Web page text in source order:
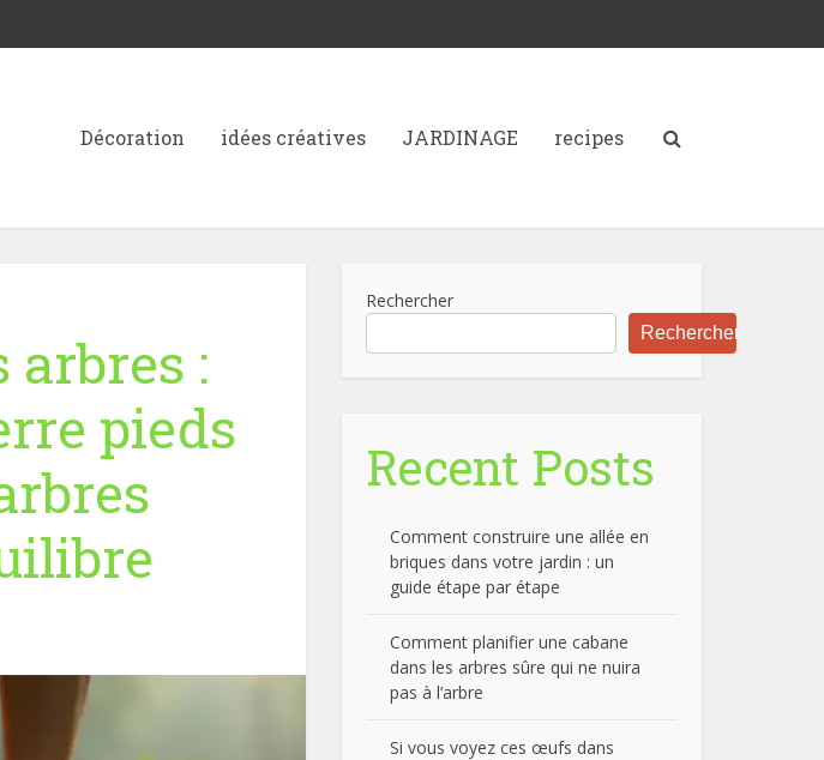
Décoration idées créatives JARDINAGE recipes
arbres :
pieds
Rechercher
Rechercher
Recent Posts
Comment construire une allée en
briques dans votre jardin : un
guide étape par étape
Comment planifier une cabane
dans les arbres sûre qui ne nuira
pas à l’arbre
Si vous voyez ces œufs dans